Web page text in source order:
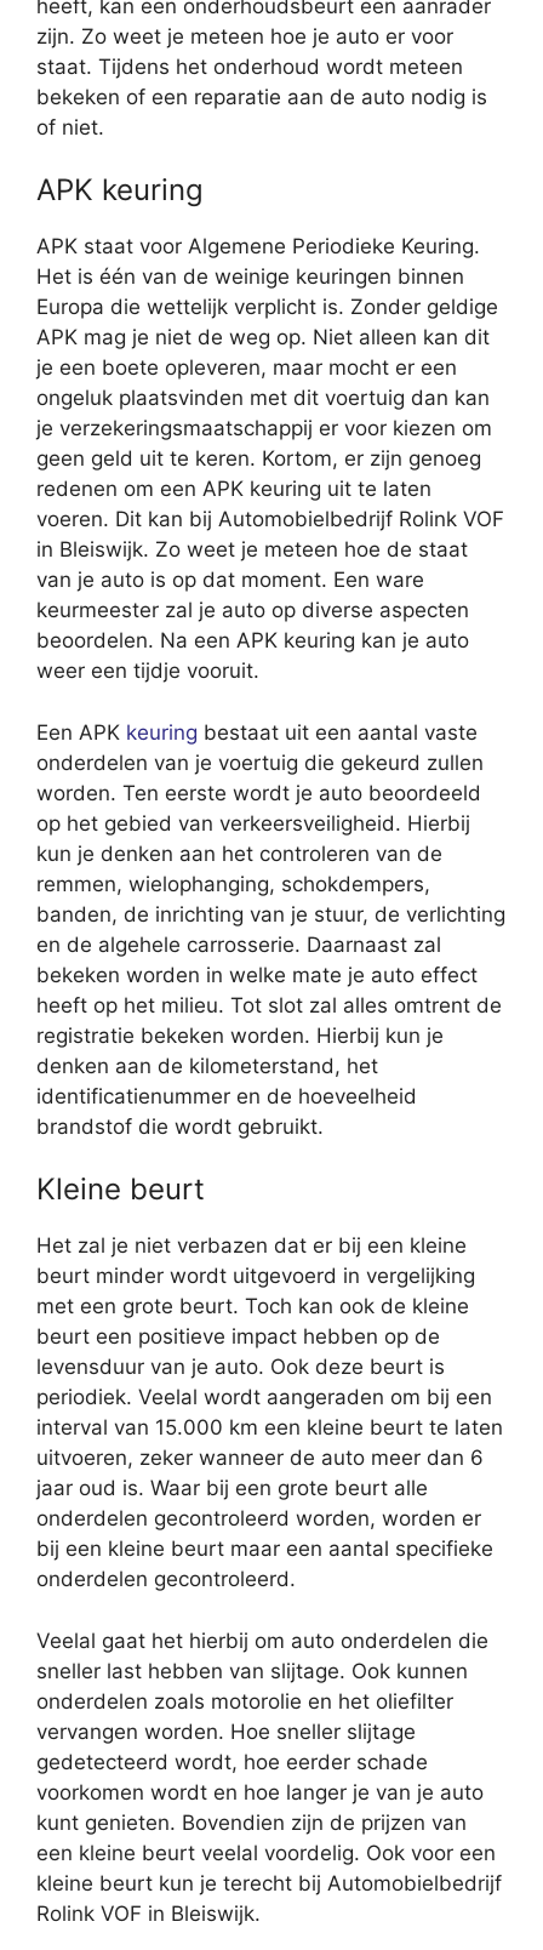
heeft, kan een onderhoudsbeurt een aanrader
zijn. Zo weet je meteen hoe je auto er voor
staat. Tijdens het onderhoud wordt meteen
bekeken of een reparatie aan de auto nodig is
of niet.
APK keuring
APK staat voor Algemene Periodieke Keuring.
Het is één van de weinige keuringen binnen
Europa die wettelijk verplicht is. Zonder geldige
APK mag je niet de weg op. Niet alleen kan dit
je een boete opleveren, maar mocht er een
ongeluk plaatsvinden met dit voertuig dan kan
je verzekeringsmaatschappij er voor kiezen om
geen geld uit te keren. Kortom, er zijn genoeg
redenen om een APK keuring uit te laten
voeren. Dit kan bij Automobielbedrijf Rolink VOF
in Bleiswijk. Zo weet je meteen hoe de staat
van je auto is op dat moment. Een ware
keurmeester zal je auto op diverse aspecten
beoordelen. Na een APK keuring kan je auto
weer een tijdje vooruit.
Een APK keuring bestaat uit een aantal vaste
onderdelen van je voertuig die gekeurd zullen
worden. Ten eerste wordt je auto beoordeeld
op het gebied van verkeersveiligheid. Hierbij
kun je denken aan het controleren van de
remmen, wielophanging, schokdempers,
banden, de inrichting van je stuur, de verlichting
en de algehele carrosserie. Daarnaast zal
bekeken worden in welke mate je auto effect
heeft op het milieu. Tot slot zal alles omtrent de
registratie bekeken worden. Hierbij kun je
denken aan de kilometerstand, het
identificatienummer en de hoeveelheid
brandstof die wordt gebruikt.
Kleine beurt
Het zal je niet verbazen dat er bij een kleine
beurt minder wordt uitgevoerd in vergelijking
met een grote beurt. Toch kan ook de kleine
beurt een positieve impact hebben op de
levensduur van je auto. Ook deze beurt is
periodiek. Veelal wordt aangeraden om bij een
interval van 15.000 km een kleine beurt te laten
uitvoeren, zeker wanneer de auto meer dan 6
jaar oud is. Waar bij een grote beurt alle
onderdelen gecontroleerd worden, worden er
bij een kleine beurt maar een aantal specifieke
onderdelen gecontroleerd.
Veelal gaat het hierbij om auto onderdelen die
sneller last hebben van slijtage. Ook kunnen
onderdelen zoals motorolie en het oliefilter
vervangen worden. Hoe sneller slijtage
gedetecteerd wordt, hoe eerder schade
voorkomen wordt en hoe langer je van je auto
kunt genieten. Bovendien zijn de prijzen van
een kleine beurt veelal voordelig. Ook voor een
kleine beurt kun je terecht bij Automobielbedrijf
Rolink VOF in Bleiswijk.